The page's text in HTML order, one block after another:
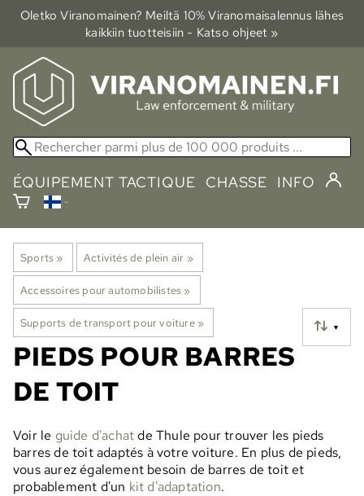
Oletko Viranomainen? Meiltä 10% Viranomais­alennus lähes
kaikkiin tuotteisiin - Katso ohjeet »
ÉQUIPEMENT TACTIQUE CHASSE INFO
Sports ‪» Activités de plein air ‪»
Accessoires pour automobilistes ‪»
Supports de transport pour voiture ‪» ▼
PIEDS POUR BARRES
DE TOIT
Voir le guide d'achatde Thule pour trouver les pieds
barres de toit adaptés à votre voiture. En plus de pieds,
vous aurez également besoin de barres de toit et
probablement d'un kit d'adaptation.